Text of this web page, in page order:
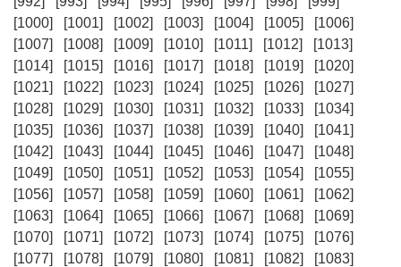
[1000]
[1001] [1002] [1003] [1004] [1005]
[1006]
[1007]
[1008] [1009] [1010] [1011] [1012]
[1013]
[1014]
[1015] [1016] [1017] [1018] [1019]
[1020]
[1021]
[1022] [1023] [1024] [1025] [1026]
[1027]
[1028]
[1029] [1030] [1031] [1032] [1033]
[1034]
[1035]
[1036] [1037] [1038] [1039] [1040]
[1041]
[1042]
[1043] [1044] [1045] [1046] [1047]
[1048]
[1049]
[1050] [1051] [1052] [1053] [1054]
[1055]
[1056]
[1057] [1058] [1059] [1060] [1061]
[1062]
[1063]
[1064] [1065] [1066] [1067] [1068]
[1069]
[1070]
[1071] [1072] [1073] [1074] [1075]
[1076]
[1077]
[1078] [1079] [1080] [1081] [1082]
[1083]